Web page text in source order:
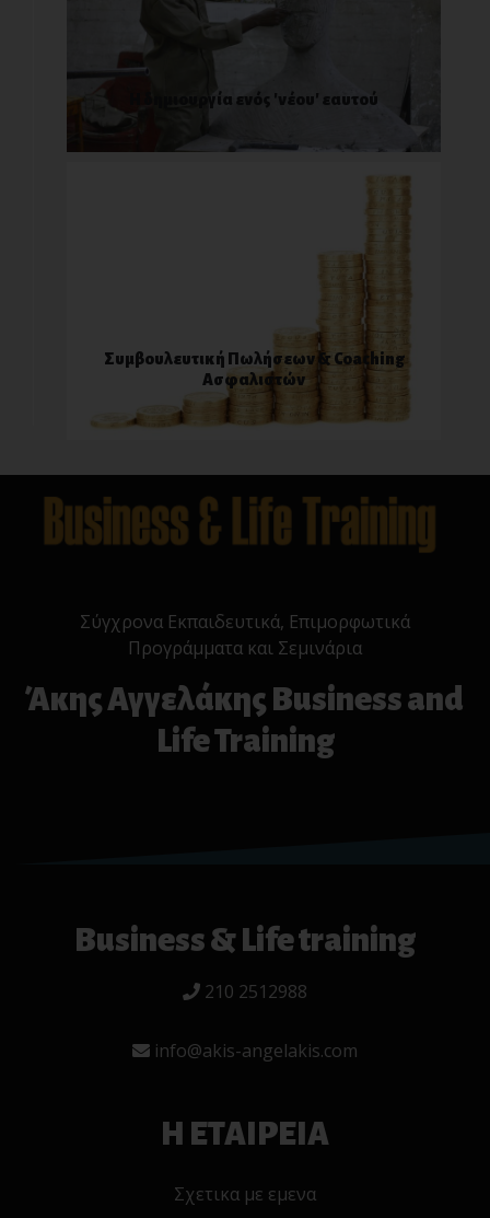
Η δημιουργία ενός 'νέου' εαυτού
Συμβουλευτική Πωλήσεων & Coaching
Ασφαλιστών
Σύγχρονα Εκπαιδευτικά, Επιμορφωτικά
Προγράμματα και Σεμινάρια
Άκης Αγγελάκης Business and
Life Training
Business & Life training
210 2512988
info@akis-angelakis.com
Η ΕΤΑΙΡΕΙΑ
Σχετικα με εμενα